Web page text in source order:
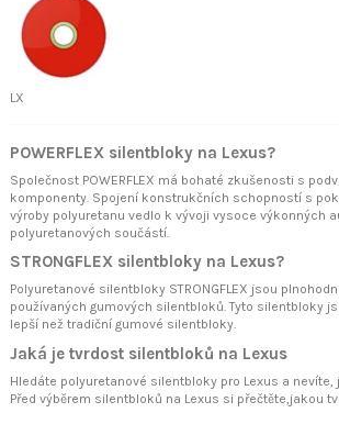
LX
POWERFLEX silentbloky na Lexus?
Společnost POWERFLEX má bohaté zkušenosti s
komponenty. Spojení konstrukčních schopností s
výroby polyuretanu vedlo k vývoji vysoce výkonných
polyuretanových součástí.
STRONGFLEX silentbloky na Lexus?
Polyuretanové silentbloky STRONGFLEX jsou
používaných gumových silentbloků. Tyto silentbloky
lepší než tradiční gumové silentbloky.
Jaká je tvrdost silentbloků na Lexus
Hledáte polyuretanové silentbloky pro Lexus a nevíte,
Před výběrem silentbloků na Lexus si přečtěte,jakou